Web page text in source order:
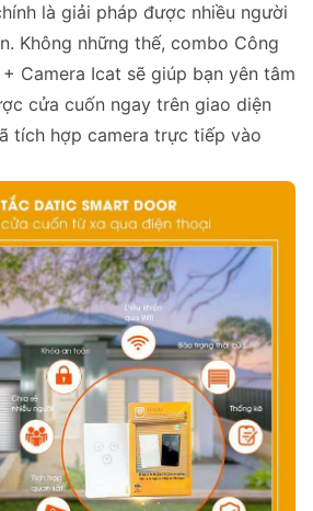
là giải pháp được nhiều người
Không những thế, combo Công
Camera Icat sẽ giúp bạn yên tâm
cửa cuốn ngay trên giao diện
tích hợp camera trực tiếp vào